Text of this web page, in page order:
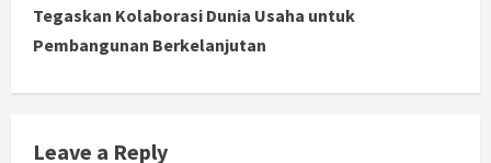
i
n
u
e
Tegaskan Kolaborasi Dunia Usaha untuk
Pembangunan Berkelanjutan
Leave a Reply